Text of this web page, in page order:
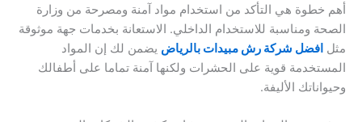
أهم خطوة هي التأكد من استخدام مواد آمنة ومصرحة من وزارة
الصحة ومناسبة للاستخدام الداخلي. الاستعانة بخدمات جهة موثوقة
مثل افضل شركة رش مبيدات بالرياض يضمن لك إن المواد
المستخدمة قوية على الحشرات ولكنها آمنة تماما على أطفالك
وحيواناتك الأليفة.